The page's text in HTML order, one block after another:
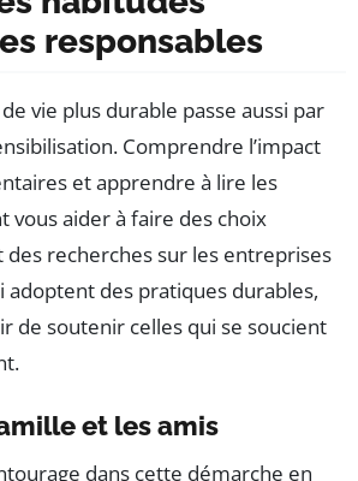
responsables
vie plus durable passe aussi par
Comprendre l’impact
et apprendre à lire les
vous aider à faire des choix
des recherches sur les entreprises
adoptent des pratiques durables,
de soutenir celles qui se soucient
et les amis
dans cette démarche en